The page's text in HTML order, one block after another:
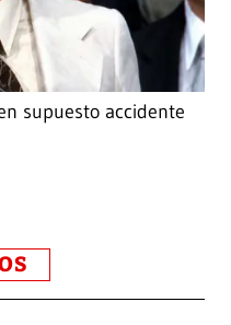
supuesto accidente